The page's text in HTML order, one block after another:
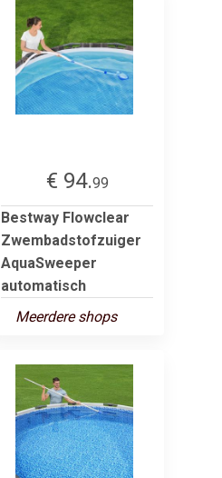
€ 94.99
Bestway Flowclear
Zwembadstofzuiger
AquaSweeper
automatisch
Meerdere shops